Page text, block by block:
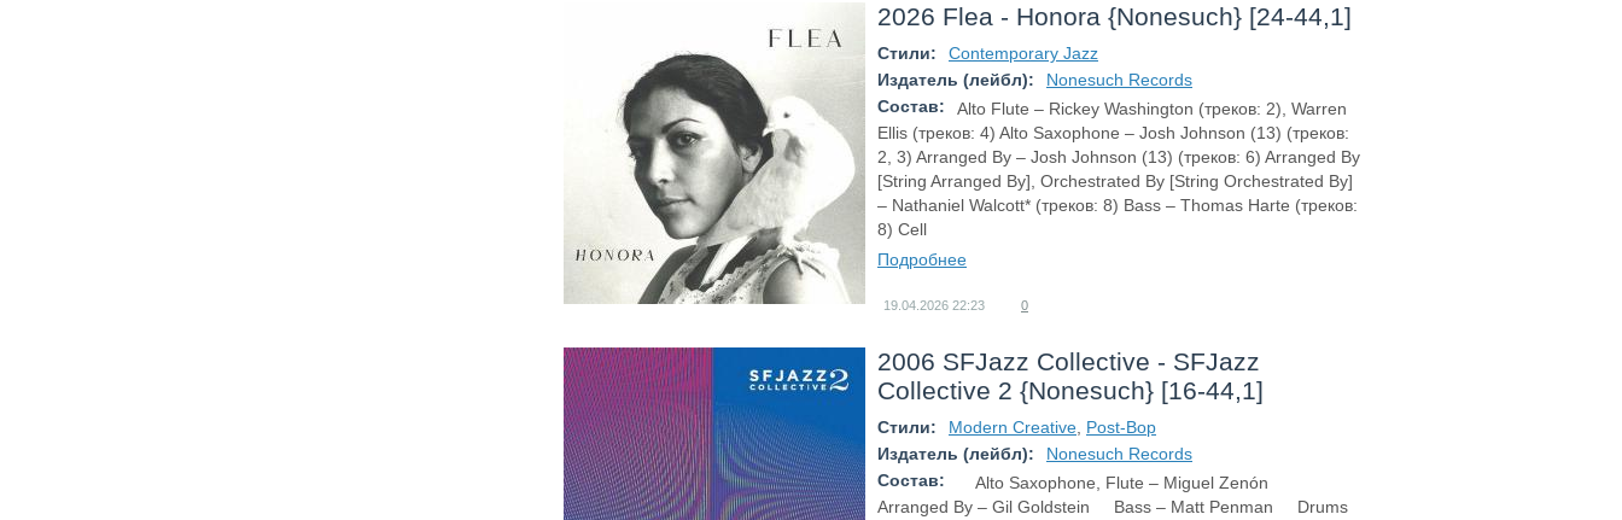
2026 Flea - Honora {Nonesuch} [24-44,1]
Стили:
Contemporary Jazz
Издатель (лейбл):
Nonesuch Records
Состав:
Alto Flute – Rickey Washington (треков: 2), Warren
Ellis (треков: 4) Alto Saxophone – Josh Johnson (13) (треков:
2, 3) Arranged By – Josh Johnson (13) (треков: 6) Arranged By
[String Arranged By], Orchestrated By [String Orchestrated By]
– Nathaniel Walcott* (треков: 8) Bass – Thomas Harte (треков:
8) Cell
Подробнее
19.04.2026 22:23 0
2006 SFJazz Collective - SFJazz
Collective 2 {Nonesuch} [16-44,1]
Стили: Modern Creative, Post-Bop
Издатель (лейбл):
Nonesuch Records
Состав:
Alto Saxophone, Flute – Miguel Zenón
Arranged By – Gil Goldstein Bass – Matt Penman Drums